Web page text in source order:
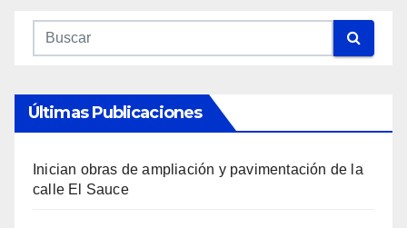
Últimas Publicaciones
Inician obras de ampliación y pavimentación de la
calle El Sauce